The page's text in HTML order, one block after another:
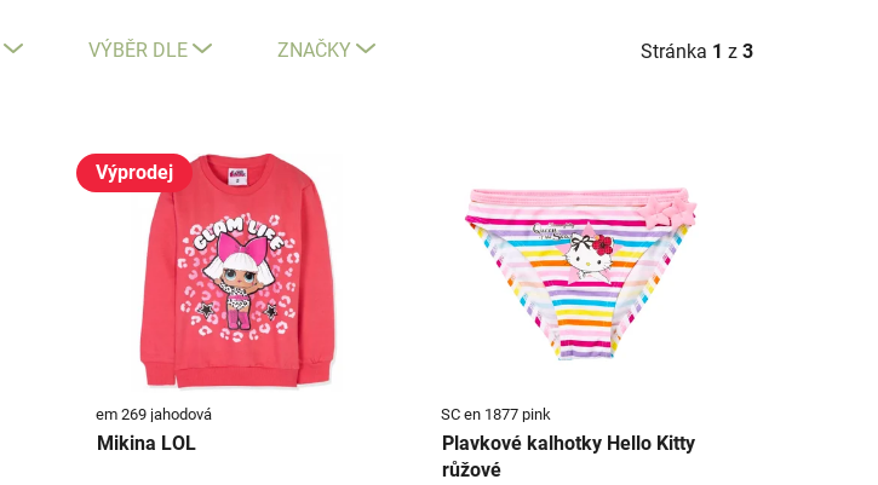
Stránka 1 z 3
VÝBĚR DLE ZNAČKY
Výprodej
em 269 jahodová
Mikina LOL
SC en 1877 pink
Plavkové kalhotky Hello Kitty
růžové